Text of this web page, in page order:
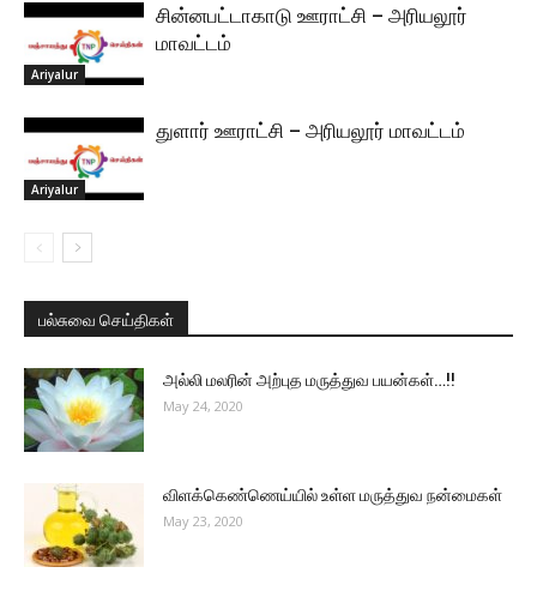
Ariyalur
சின்னபட்டாகாடு ஊராட்சி – அரியலூர்
மாவட்டம்
Ariyalur
துளார் ஊராட்சி – அரியலூர் மாவட்டம்
பல்சுவை செய்திகள்
அல்லி மலரின் அற்புத மருத்துவ பயன்கள்…!!
May 24, 2020
விளக்கெண்ணெய்யில் உள்ள மருத்துவ நன்மைகள்
May 23, 2020